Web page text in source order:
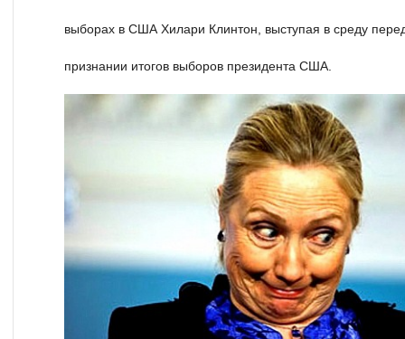
выборах в США Хилари Клинтон, выступая в среду
признании итогов выборов президента США.